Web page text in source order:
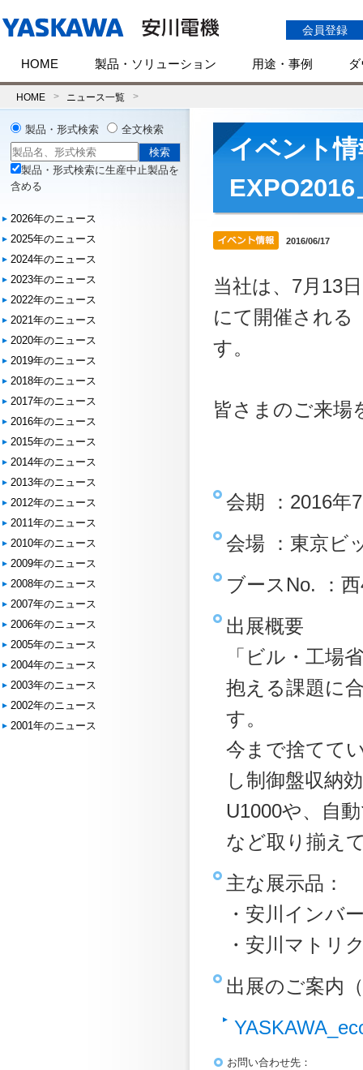
会員登録
HOME 製品・ソリューション 用途・事例
HOME ニュース一覧
イベント
2016/06/17
当社は、7月13
にて開催され
す。
皆さまのご来場
会期 ：2016年
会場 ：東京ビ
ブースNo. ：
出展概要
「ビル・工場
抱える課題に
す。
今まで捨てて
し制御盤収納
U1000や、自
など取り揃え
主な展示品：
・安川インバ
・安川マトリ
出展のご案内
お問い合わせ先：
製品・形式検索 全文検索
製品・形式検索に生産中止製品を
含める
2026年のニュース
2025年のニュース
2024年のニュース
2023年のニュース
2022年のニュース
2021年のニュース
2020年のニュース
2019年のニュース
2018年のニュース
2017年のニュース
2016年のニュース
2015年のニュース
2014年のニュース
2013年のニュース
2012年のニュース
2011年のニュース
2010年のニュース
2009年のニュース
2008年のニュース
2007年のニュース
2006年のニュース
2005年のニュース
2004年のニュース
2003年のニュース
2002年のニュース
2001年のニュース